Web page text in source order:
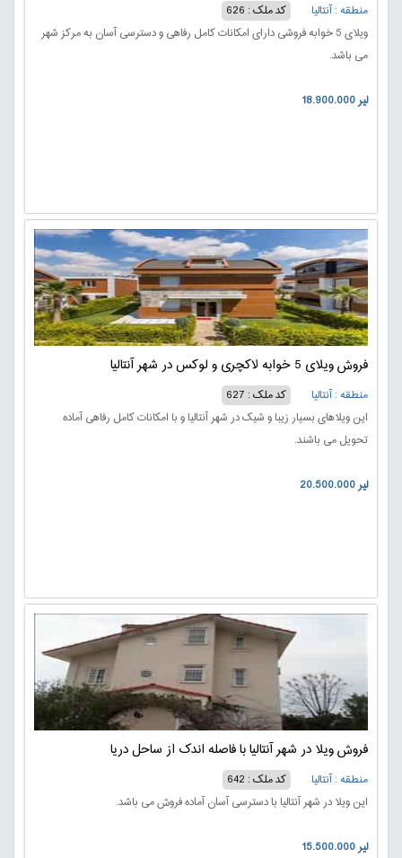
منطقه : آنتالیا
کد ملک : 626
ویلای 5 خوابه فروشی دارای امکانات کامل رفاهی و دسترسی آسان به مرکز شهر
می باشد.
18.900.000 لیر
فروش ویلای 5 خوابه لاکچری و لوکس در شهر آنتالیا
منطقه : آنتالیا
کد ملک : 627
این ویلاهای بسیار زیبا و شیک در شهر آنتالیا و با امکانات کامل رفاهی آماده
تحویل می باشند.
20.500.000 لیر
فروش ویلا در شهر آنتالیا با فاصله اندک از ساحل دریا
منطقه : آنتالیا
کد ملک : 642
این ویلا در شهر آنتالیا با دسترسی آسان آماده فروش می باشد.
15.500.000 لیر